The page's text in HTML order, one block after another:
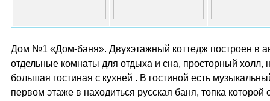
Дом №1 «Дом-баня». Двухэтажный коттедж построен в
отдельные комнаты для отдыха и сна, просторный холл,
большая гостиная с кухней . В гостиной есть
первом этаже в находиться русская баня, топка которой